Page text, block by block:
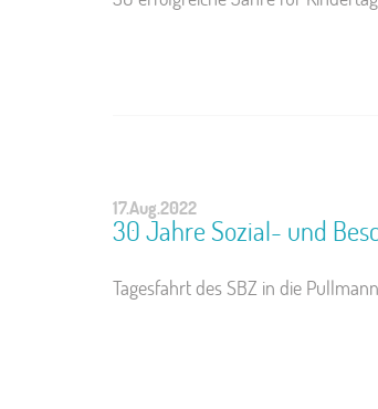
17.Aug.2022
30 Jahre Sozial- und
Tagesfahrt des SBZ in die